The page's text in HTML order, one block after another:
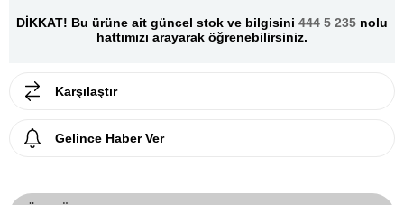
DİKKAT! Bu ürüne ait güncel stok ve bilgisini 444 5 235 nolu
hattımızı arayarak öğrenebilirsiniz.
Karşılaştır
Gelince Haber Ver